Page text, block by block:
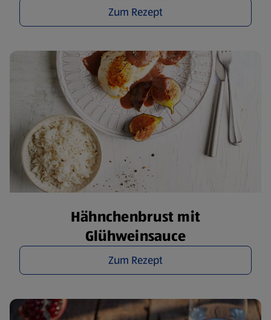
Zum Rezept
Hähnchenbrust mit
Glühweinsauce
Zum Rezept